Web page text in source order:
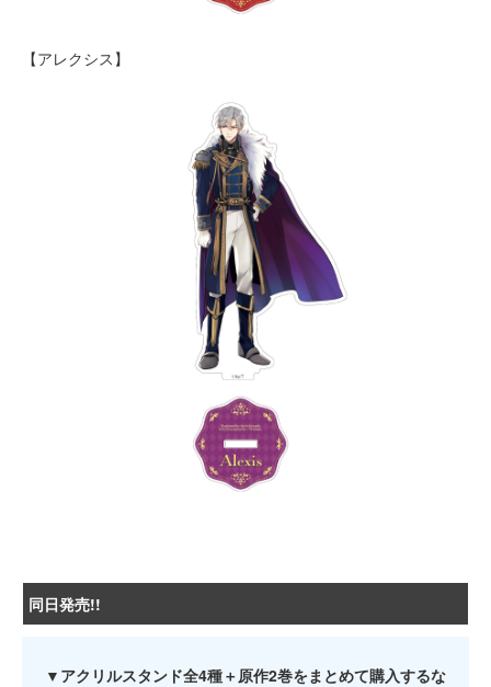
【アレクシス】
同日発売!!
▼アクリルスタンド全4種＋原作2巻をまとめて購入するな